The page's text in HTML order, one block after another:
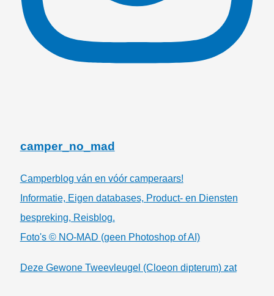
camper_no_mad
Camperblog ván en vóór camperaars!
Informatie, Eigen databases, Product- en Diensten
bespreking, Reisblog.
Foto's © NO-MAD (geen Photoshop of AI)
Deze Gewone Tweevleugel (Cloeon dipterum) zat